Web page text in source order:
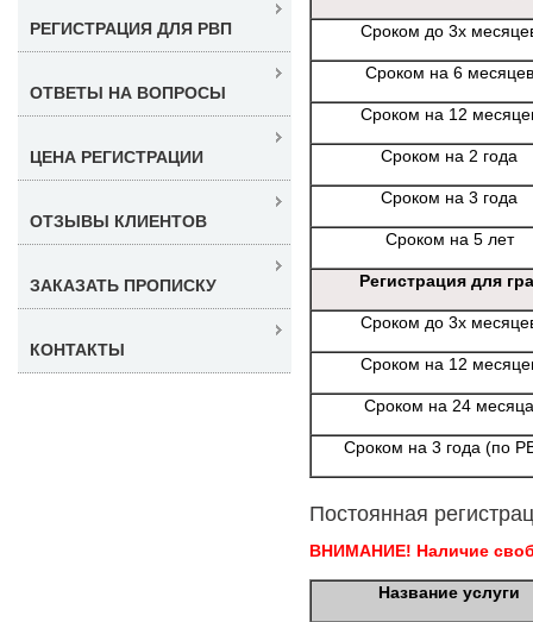
Сроком до 3х
Сроком на 6 месяцев
Сроком на 12
Сроком на 2 года
Сроком на 3 года
Сроком на 5 лет
Регистрация для
Сроком до 3х
Сроком на 12
Сроком на 24 месяца
Сроком на 3 года (по
Постоянная
ВНИМАНИЕ! Наличие
Название услуги
РЕГИСТРАЦИЯ ДЛЯ РВП
ОТВЕТЫ НА ВОПРОСЫ
ЦЕНА РЕГИСТРАЦИИ
ОТЗЫВЫ КЛИЕНТОВ
ЗАКАЗАТЬ ПРОПИСКУ
КОНТАКТЫ